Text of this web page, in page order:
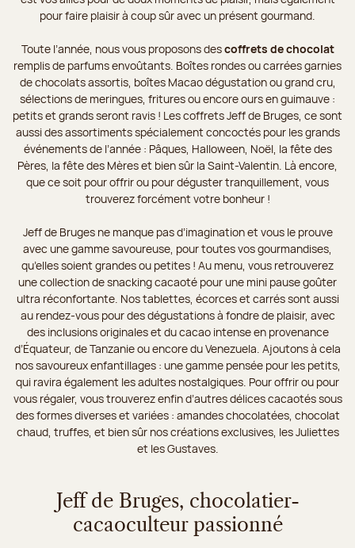
pour faire plaisir à coup sûr avec un présent gourmand.
Toute l’année, nous vous proposons descoffrets de chocolat
remplis de parfums envoûtants. Boîtes rondes ou carrées garnies
de chocolats assortis, boîtes Macao dégustation ou grand cru,
sélections de meringues, fritures ou encore ours en guimauve :
petits et grands seront ravis ! Les coffrets Jeff de Bruges, ce sont
aussi des assortiments spécialement concoctés pour les grands
événements de l’année : Pâques, Halloween, Noël, la fête des
Pères, la fête des Mères et bien sûr la Saint-Valentin. Là encore,
que ce soit pour offrir ou pour déguster tranquillement, vous
trouverez forcément votre bonheur !
Jeff de Bruges ne manque pas d’imagination et vous le prouve
avec une gamme savoureuse, pour toutes vos gourmandises,
qu’elles soient grandes ou petites ! Au menu, vous retrouverez
une collection de snacking cacaoté pour une mini pause goûter
ultra réconfortante. Nos tablettes, écorces et carrés sont aussi
au rendez-vous pour des dégustations à fondre de plaisir, avec
des inclusions originales et du cacao intense en provenance
d’Équateur, de Tanzanie ou encore du Venezuela. Ajoutons à cela
nos savoureux enfantillages : une gamme pensée pour les petits,
qui ravira également les adultes nostalgiques. Pour offrir ou pour
vous régaler, vous trouverez enfin d’autres délices cacaotés sous
des formes diverses et variées : amandes chocolatées, chocolat
chaud, truffes, et bien sûr nos créations exclusives, les Juliettes
et les Gustaves.
Jeff de Bruges, chocolatier-
cacaoculteur passionné